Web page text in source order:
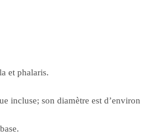
et phalaris.
incluse; son diamètre est